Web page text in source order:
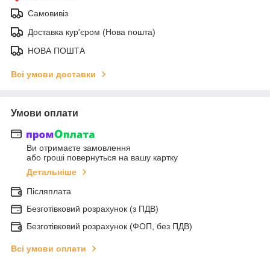
Самовивіз
Доставка кур'єром (Нова пошта)
НОВА ПОШТА
Всі умови доставки
Умови оплати
Ви отримаєте замовлення
або гроші повернуться на вашу картку
Детальніше
Післяплата
Безготівковий розрахунок (з ПДВ)
Безготівковий розрахунок (ФОП, без ПДВ)
Всі умови оплати